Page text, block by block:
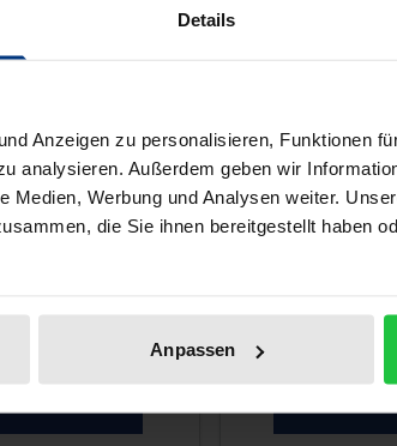
Details
Anzeigen zu personalisieren, Funktionen
analysieren. Außerdem geben wir
Medien, Werbung und Analysen weiter.
die Sie ihnen bereitgestellt haben
Anpassen